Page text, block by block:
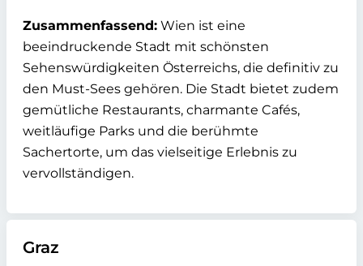
Zusammenfassend: Wien ist eine
beeindruckende Stadt mit schönsten
Sehenswürdigkeiten Österreichs, die definitiv zu
den Must-Sees gehören. Die Stadt bietet zudem
gemütliche Restaurants, charmante Cafés,
weitläufige Parks und die berühmte
Sachertorte, um das vielseitige Erlebnis zu
vervollständigen.
Graz